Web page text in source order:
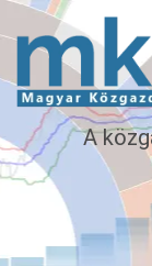
A